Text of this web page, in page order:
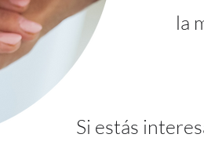
la
Si estás